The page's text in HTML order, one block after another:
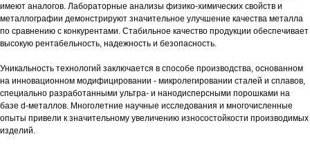
имеют аналогов. Лабораторные анализы физико-химических свойств и
металлографии демонстрируют значительное улучшение качества металла
по сравнению с конкурентами. Стабильное качество продукции обеспечивает
высокую рентабельность, надежность и безопасность.
Уникальность технологий заключается в способе производства, основанном
на инновационном модифицировании - микролегировании сталей и сплавов,
специально разработанными ультра- и нанодисперсными порошками на
базе d-металлов. Многолетние научные исследования и многочисленные
опыты привели к значительному увеличению износостойкости производимых
изделий.